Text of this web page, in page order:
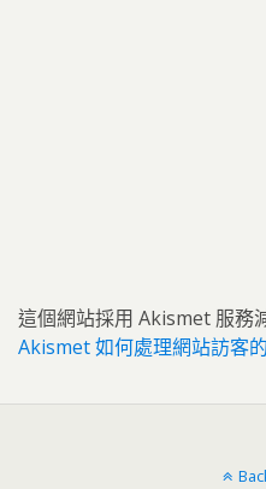
這個網站採用 Akismet 服務
Akismet 如何處理網站訪客